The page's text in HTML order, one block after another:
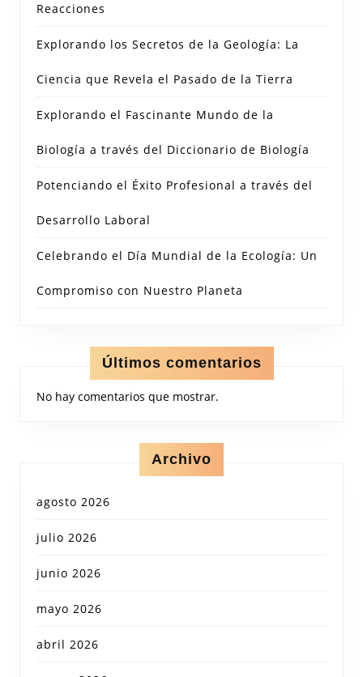
Reacciones
Explorando los Secretos de la Geología: La
Ciencia que Revela el Pasado de la Tierra
Explorando el Fascinante Mundo de la
Biología a través del Diccionario de Biología
Potenciando el Éxito Profesional a través del
Desarrollo Laboral
Celebrando el Día Mundial de la Ecología: Un
Compromiso con Nuestro Planeta
Últimos comentarios
No hay comentarios que mostrar.
Archivo
agosto 2026
julio 2026
junio 2026
mayo 2026
abril 2026